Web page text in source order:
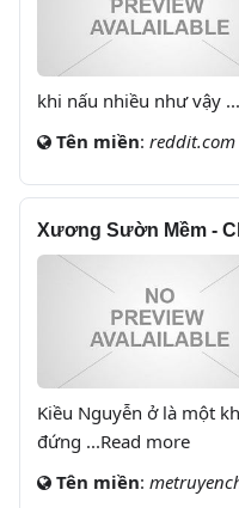
khi nấu nhiều như vậy
Tên miền: reddit.com
Xương Sườn Mềm -
Kiều Nguyễn ở là một
đứng ...Read more
Tên miền: